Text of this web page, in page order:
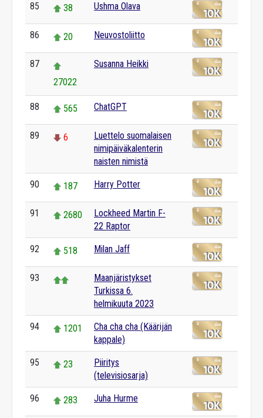
85 38 Ushma Olava
86 20 Neuvostoliitto
87
27022
Susanna Heikki
88 565 ChatGPT
89 6
Luettelo suomalaisen
nimipäiväkalenterin
naisten nimistä
90 187 Harry Potter
91 2680
Lockheed Martin F-
22 Raptor
92 518 Milan Jaff
93
Maanjäristykset
Turkissa 6.
helmikuuta 2023
94 1201
Cha cha cha (Käärijän
kappale)
95 23
Piiritys
(televisiosarja)
96 283 Juha Hurme